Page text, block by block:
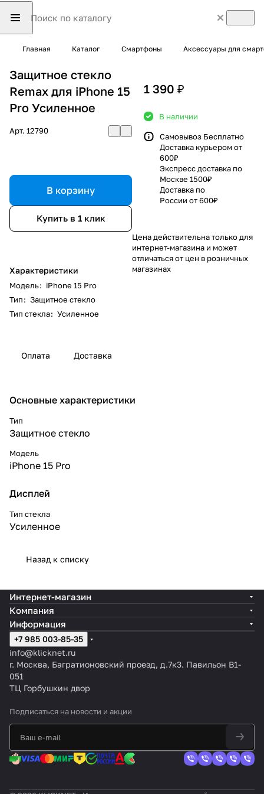
Главная Каталог Смартфоны Аксессуары для
Защитное стекло
Remax для iPhone 15
Pro Усиленное
Арт. 12790
В корзину
Купить в 1 клик
Характеристики
Модель: iPhone 15 Pro
Тип: Защитное стекло
Тип стекла: Усиленное
1 390 ₽
В наличии
Самовывоз Бесплатно
Доставка курьером от
600₽
Экспресс доставка по
Москве 1500₽
Доставка по
России от 600₽
Цена действительна только для
интернет-магазина и может
отличаться от цен в розничных
магазинах
Оплата Доставка
Основные характеристики
Тип
Защитное стекло
Модель
iPhone 15 Pro
Дисплей
Тип стекла
Усиленное
Назад к списку
Интернет-магазин
Компания
Информация
+7 985 003-85-35
info@klicknet.ru
г. Москва, Багратионовский проезд, д.7к3. Павильон B1-
051
ТЦ Горбушкин двор
Подписаться на новости и акции